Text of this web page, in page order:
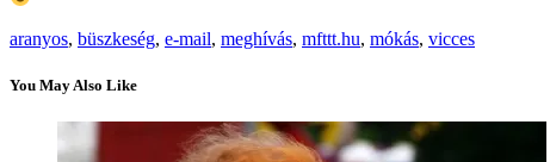
aranyos, büszkeség, e-mail, meghívás, mfttt.hu, mókás, vicces
You May Also Like